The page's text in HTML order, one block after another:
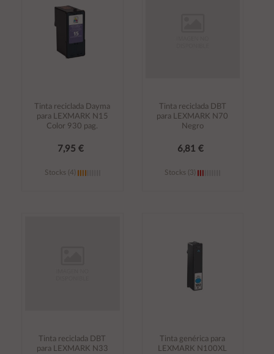
Tinta reciclada Dayma
para LEXMARK N15
Color 930 pag.
7,95 €
Stocks (4)
Tinta reciclada DBT
para LEXMARK N70
Negro
6,81 €
Stocks (3)
Tinta reciclada DBT
para LEXMARK N33
Tinta genérica para
LEXMARK N100XL